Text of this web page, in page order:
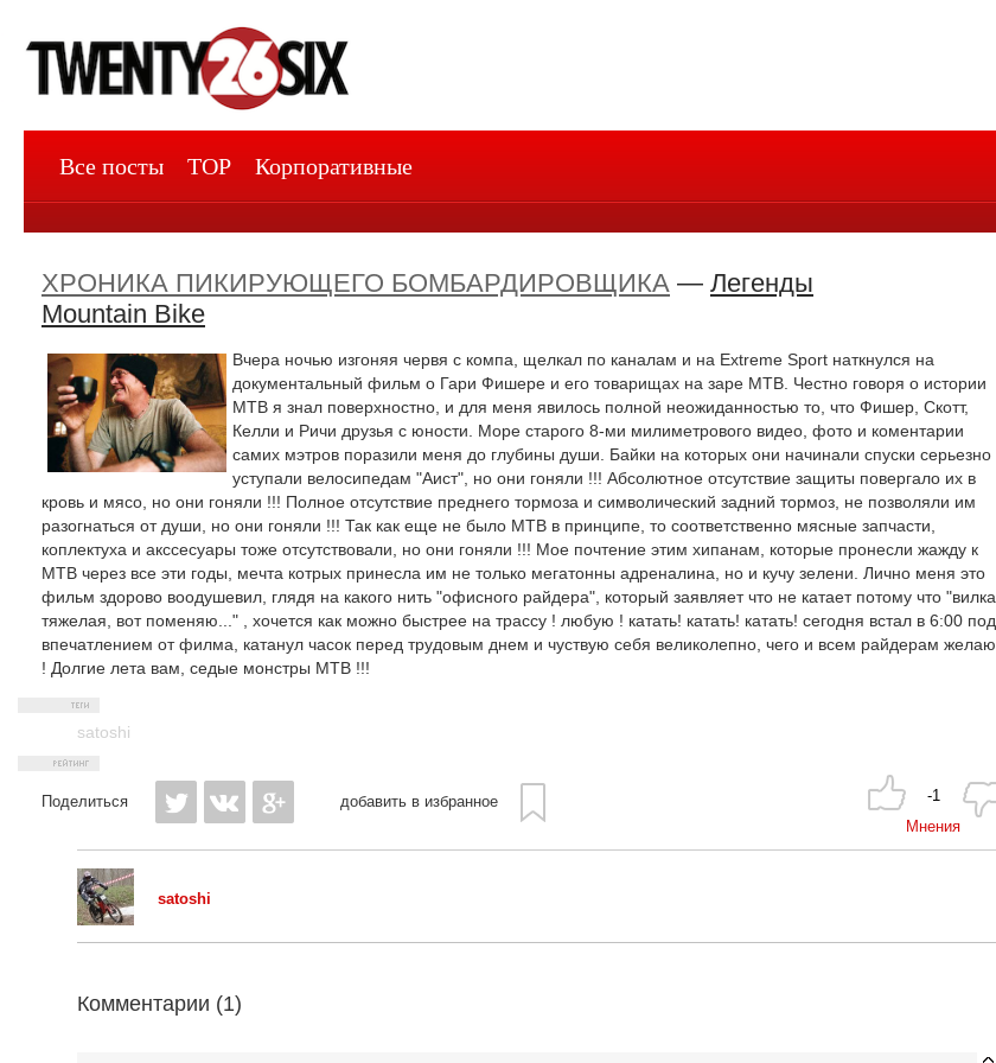
Все посты TOP Корпоративные
ХРОНИКА ПИКИРУЮЩЕГО БОМБАРДИРОВЩИКА — Легенды
Mountain Bike
Вчера ночью изгоняя червя с компа, щелкал по каналам и на Extreme Sport наткнулся на
документальный фильм о Гари Фишере и его товарищах на заре MTB. Честно говоря о истории
MTB я знал поверхностно, и для меня явилось полной неожиданностью то, что Фишер, Скотт,
Келли и Ричи друзья с юности. Море старого 8-ми милиметрового видео, фото и коментарии
самих мэтров поразили меня до глубины души. Байки на которых они начинали спуски серьезно
уступали велосипедам "Аист", но они гоняли !!! Абсолютное отсутствие защиты повергало их в
кровь и мясо, но они гоняли !!! Полное отсутствие преднего тормоза и символический задний тормоз, не позволяли им
разогнаться от души, но они гоняли !!! Так как еще не было MTB в принципе, то соответственно мясные запчасти,
коплектуха и акссесуары тоже отсутствовали, но они гоняли !!! Мое почтение этим хипанам, которые пронесли жажду к
MTB через все эти годы, мечта котрых принесла им не только мегатонны адреналина, но и кучу зелени. Лично меня это
фильм здорово воодушевил, глядя на какого нить "офисного райдера", который заявляет что не катает потому что "вилка
тяжелая, вот поменяю..." , хочется как можно быстрее на трассу ! любую ! катать! катать! катать! сегодня встал в 6:00 под
впечатлением от филма, катанул часок перед трудовым днем и чуствую себя великолепно, чего и всем райдерам желаю
! Долгие лета вам, седые монстры MTB !!!
satoshi
Поделиться добавить в избранное
-1
Мнения
satoshi
Комментарии (1)